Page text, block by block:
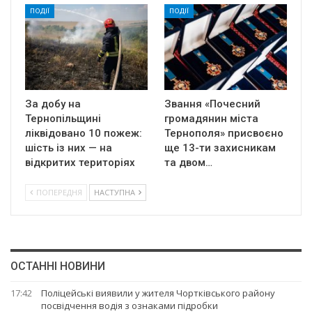
ПОДІЇ
За добу на
Тернопільщині
ліквідовано 10 пожеж:
шість із них — на
відкритих територіях
ПОДІЇ
Звання «Почесний
громадянин міста
Тернополя» присвоєно
ще 13-ти захисникам
та двом…
ПОПЕРЕДНЯ НАСТУПНА
ОСТАННІ НОВИНИ
17:42
Поліцейські виявили у жителя Чортківського району
посвідчення водія з ознаками підробки